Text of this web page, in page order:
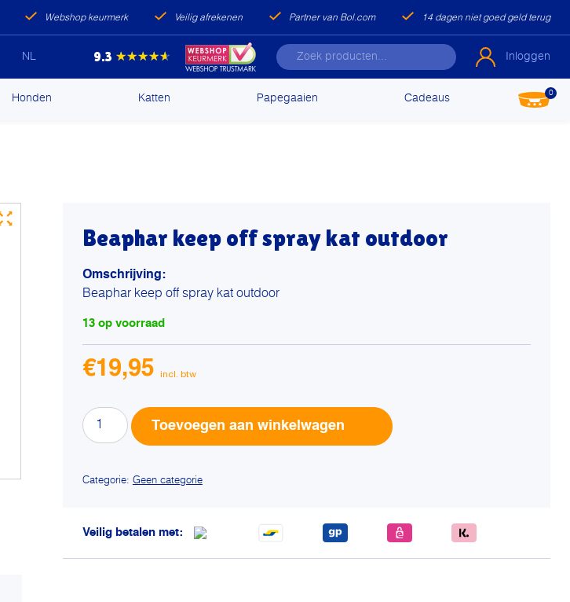
Webshop keurmerk Veilig afrekenen Partner van Bol.com 14 dagen niet goed geld terug
NL 9.3 ★★★★★ Inloggen
Honden Katten Papegaaien Cadeaus 0
Beaphar keep off spray kat outdoor
Omschrijving:
Beaphar keep off spray kat outdoor
13 op voorraad
€19,95
Beaphar
keep
aantal
Toevoegen aan winkelwagen
Categorie: Geen categorie
Veilig betalen met: